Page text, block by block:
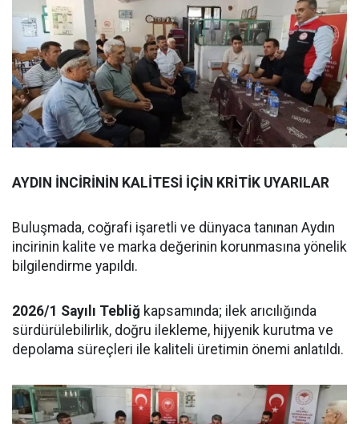
AYDIN İNCİRİNİN KALİTESİ İÇİN KRİTİK UYARILAR
Buluşmada, coğrafi işaretli ve dünyaca tanınan Aydın
incirinin kalite ve marka değerinin korunmasına yönelik
bilgilendirme yapıldı.
2026/1 Sayılı Tebliğ kapsamında; ilek arıcılığında
sürdürülebilirlik, doğru ilekleme, hijyenik kurutma ve
depolama süreçleri ile kaliteli üretimin önemi anlatıldı.